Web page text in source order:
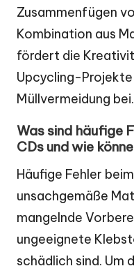
Zusammenfügen
Kombination aus
fördert die
Upcycling-
Müllvermeidung bei.
Was sind häufige
CDs und wie
Häufige Fehler
unsachgemäße
mangelnde
ungeeignete
schädlich sind. Um